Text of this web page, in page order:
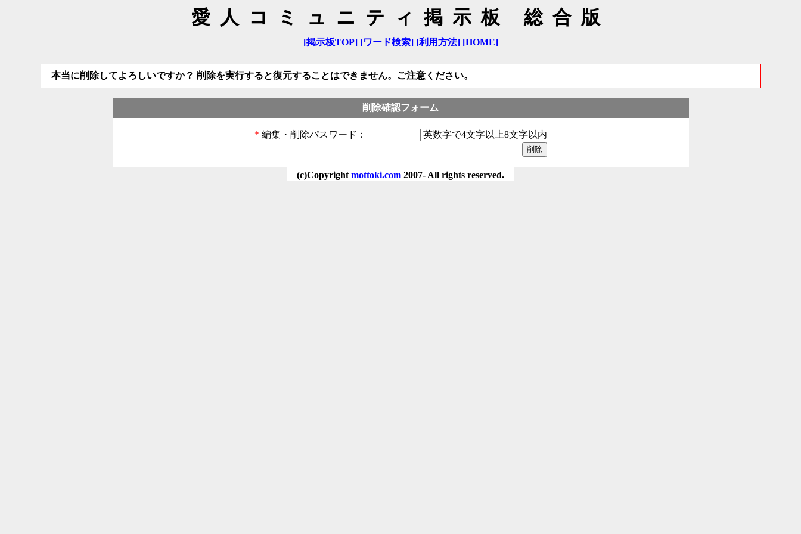
愛人コミュニティ掲示板 総合版
[掲示板TOP] [ワード検索] [利用方法] [HOME]
本当に削除してよろしいですか？ 削除を実行すると復元することはできません。ご注意ください。
削除確認フォーム
* 編集・削除パスワード： 英数字で4文字以上8文字以内
(c)Copyright mottoki.com 2007- All rights reserved.